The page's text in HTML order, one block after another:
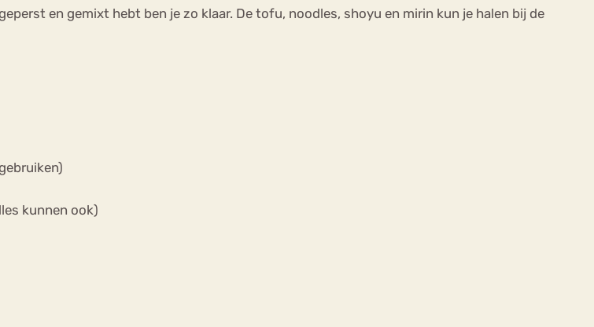
en gemixt hebt ben je zo klaar. De tofu, noodles, shoyu en mirin kun je halen bij de
kunnen ook)